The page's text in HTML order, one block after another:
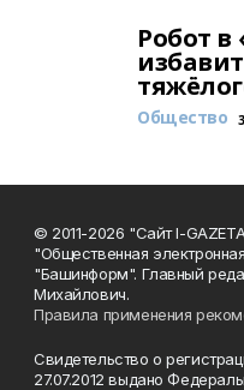
Робот
Общество
© 2011-2026 "Сайт I-
"Общественная
"Башинформ". Главный
Михайлович.
Правила применения
Свидетельство о
27.07.2012 выдано